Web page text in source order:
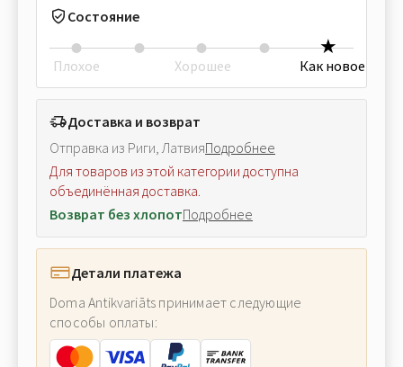
Состояние
Плохое Хорошее Как новое
Доставка и возврат
Отправка из Риги, ЛатвияПодробнее
Для товаров из этой категории доступна
объединённая доставка.
Возврат без хлопотПодробнее
Детали платежа
Doma Antikvariāts принимает следующие
способы оплаты: